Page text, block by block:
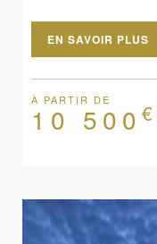
EN SAVOIR PLUS
À PARTIR DE
10 500 €